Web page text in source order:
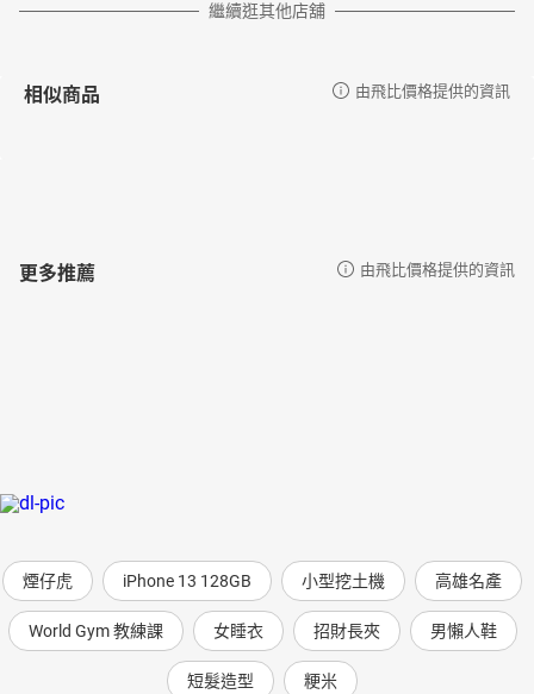
繼續逛其他店舖
相似商品 由飛比價格提供的資訊
更多推薦 由飛比價格提供的資訊
煙仔虎 iPhone 13 128GB 小型挖土機 高雄名產
World Gym 教練課 女睡衣 招財長夾 男懶人鞋
短髮造型 粳米